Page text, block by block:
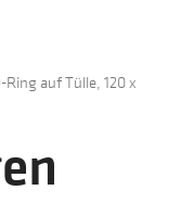
Ring auf Tülle, 120 x